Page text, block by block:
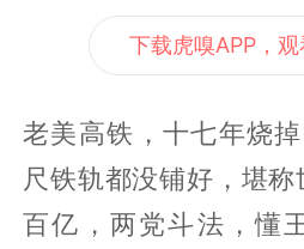
下载虎嗅APP，
老美高铁，十七年烧
尺铁轨都没铺好，堪
百亿，两党斗法，懂